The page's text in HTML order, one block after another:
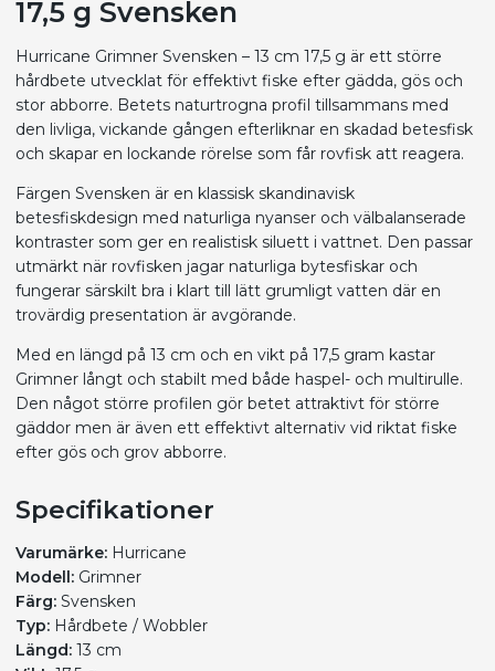
17,5 g Svensken
Hurricane Grimner Svensken – 13 cm 17,5 g är ett större
hårdbete utvecklat för effektivt fiske efter gädda, gös och
stor abborre. Betets naturtrogna profil tillsammans med
den livliga, vickande gången efterliknar en skadad betesfisk
och skapar en lockande rörelse som får rovfisk att reagera.
Färgen Svensken är en klassisk skandinavisk
betesfiskdesign med naturliga nyanser och välbalanserade
kontraster som ger en realistisk siluett i vattnet. Den passar
utmärkt när rovfisken jagar naturliga bytesfiskar och
fungerar särskilt bra i klart till lätt grumligt vatten där en
trovärdig presentation är avgörande.
Med en längd på 13 cm och en vikt på 17,5 gram kastar
Grimner långt och stabilt med både haspel- och multirulle.
Den något större profilen gör betet attraktivt för större
gäddor men är även ett effektivt alternativ vid riktat fiske
efter gös och grov abborre.
Specifikationer
Varumärke: Hurricane
Modell: Grimner
Färg: Svensken
Typ: Hårdbete / Wobbler
Längd: 13 cm